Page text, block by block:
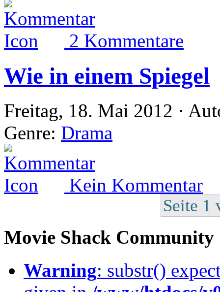
2 Kommentare
Wie in einem Spiegel
Freitag, 18. Mai 2012 ·
Genre: Drama
Kein Kommentar
Seite 1
Movie Shack Community
Warning: substr()